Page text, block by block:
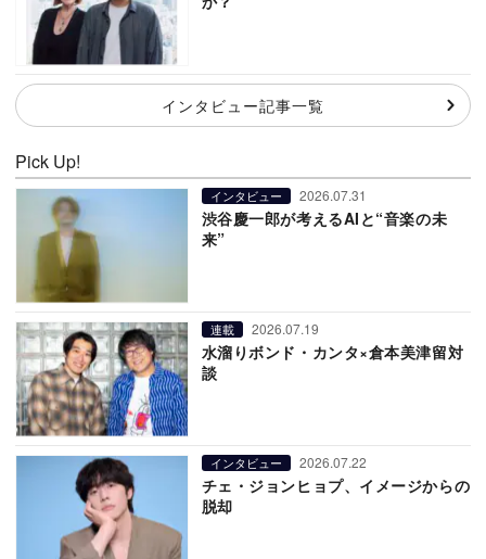
インタビュー記事一覧
Pick Up!
インタビュー 2026.07.31
渋谷慶一郎が考えるAIと“音楽の未
来”
連載 2026.07.19
水溜りボンド・カンタ×倉本美津留対
談
インタビュー 2026.07.22
チェ・ジョンヒョプ、イメージからの
脱却